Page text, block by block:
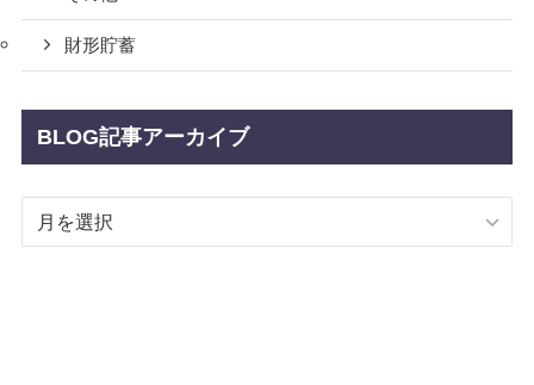
財形貯蓄
BLOG記事アーカイブ
BLOG